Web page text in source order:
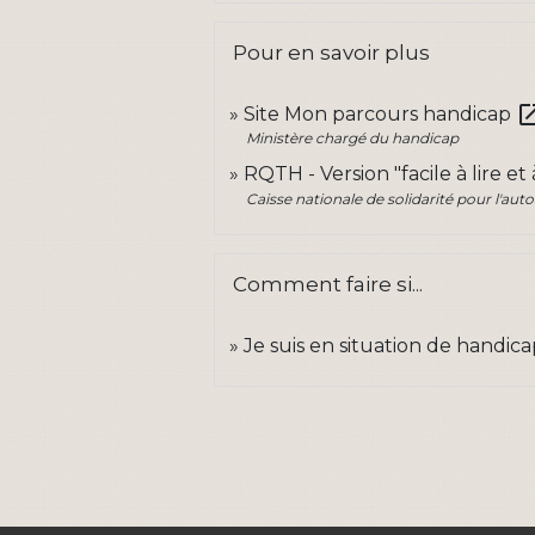
Pour en savoir plus
Site Mon parcours handicap
Ministère chargé du handicap
RQTH - Version "facile à lire
Caisse nationale de solidarité pour
Comment faire si...
Je suis en situation de